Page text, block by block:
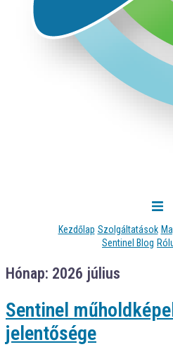
Kezdőlap Szolgáltatások
Sentinel Blog
Hónap: 2026 július
Sentinel
jelentősége